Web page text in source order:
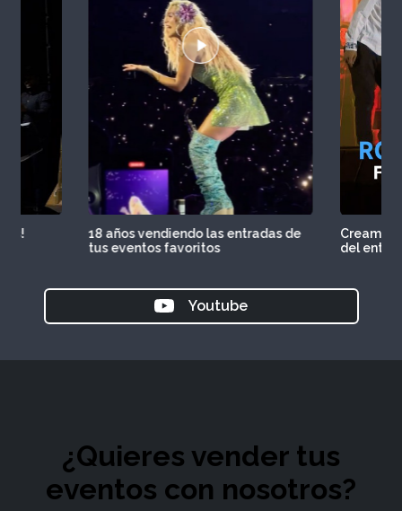
18 años vendiendo las entradas de
tus eventos favoritos
Creamos
del
Youtube
¿Quieres vender tus
eventos con nosotros?